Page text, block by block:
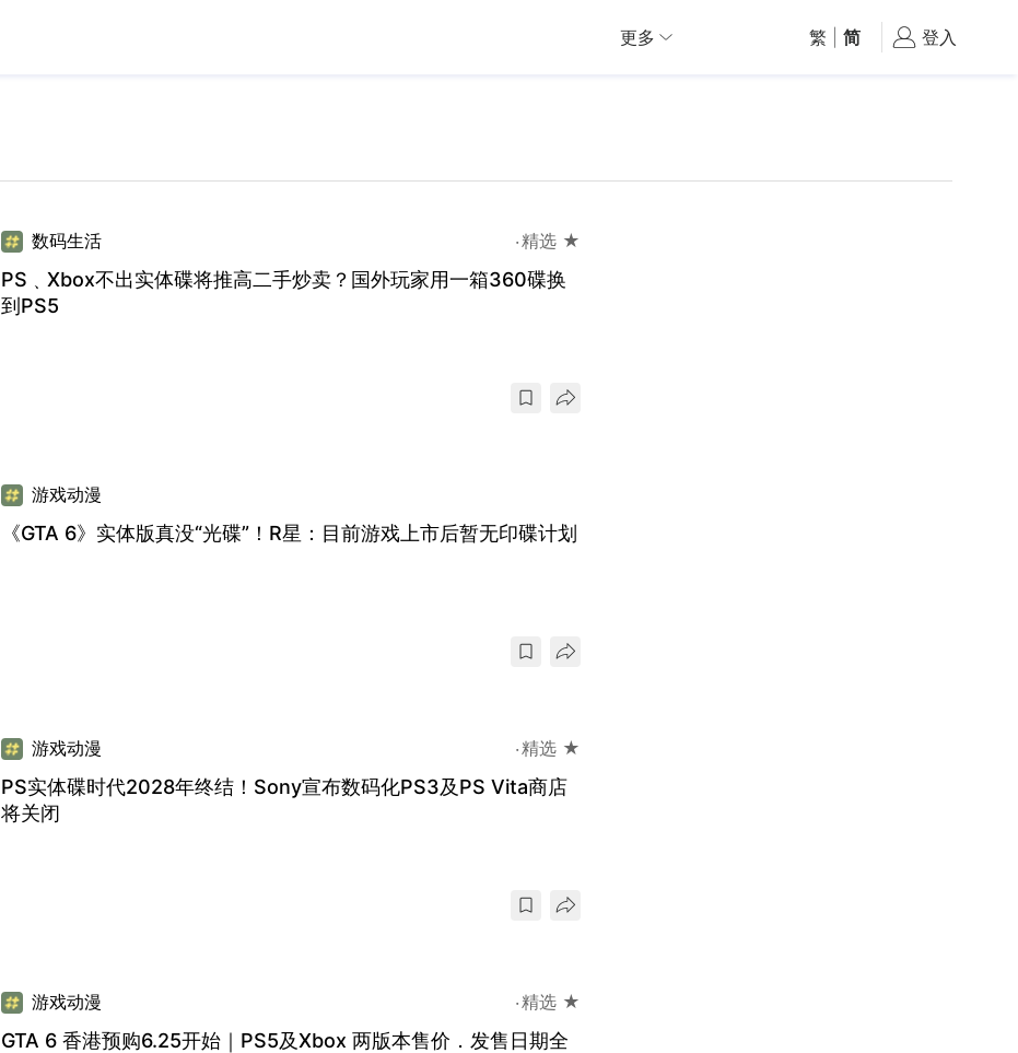
更多 繁 简 登入
数码生活 精选 ★
PS﹑Xbox不出实体碟将推高二手炒卖？国外玩家用一箱360碟换
到PS5
游戏动漫
《GTA 6》实体版真没“光碟”！R星：目前游戏上市后暂无印碟计划
游戏动漫 精选 ★
PS实体碟时代2028年终结！Sony宣布数码化PS3及PS Vita商店
将关闭
游戏动漫 精选 ★
GTA 6 香港预购6.25开始｜PS5及Xbox 两版本售价．发售日期全